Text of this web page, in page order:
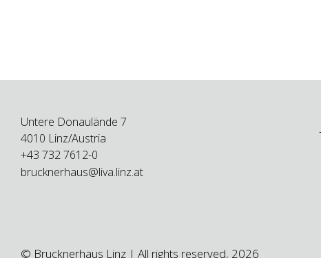
Untere Donaulände 7
4010 Linz/Austria
+43 732 7612-0
brucknerhaus@liva.linz.at
© Brucknerhaus Linz | All rights reserved, 2026